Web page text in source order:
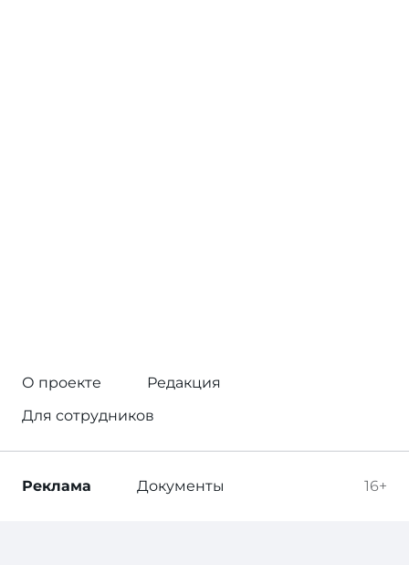
О проекте
Редакция
Для сотрудников
16+
Реклама Документы